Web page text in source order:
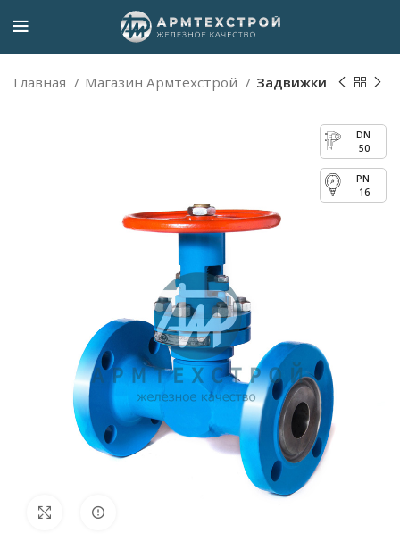
Главная Магазин Армтехстрой Задвижки
50
16
Увеличить